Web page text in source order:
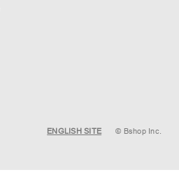
ENGLISH SITE © Bshop Inc.